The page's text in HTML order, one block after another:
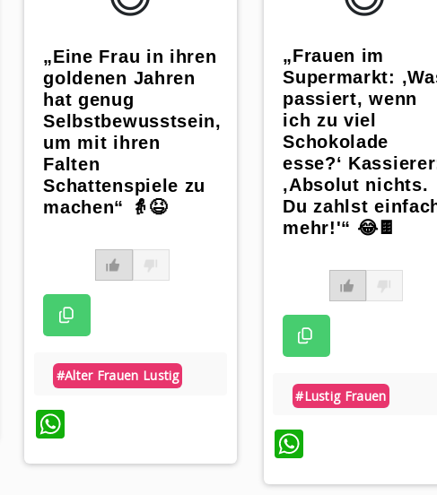
„Eine Frau in ihren
goldenen Jahren
hat genug
Selbstbewusstsein,
um mit ihren
Falten
Schattenspiele zu
machen“ 👵😆
#alter Frauen Lustig
WhatsApp
„Frauen im
Supermarkt:
passiert, wenn
ich zu viel
Schokolade
esse?‘
‚Absolut nichts.
Du zahlst
mehr!'“ 😂🍫
#lustig Frauen